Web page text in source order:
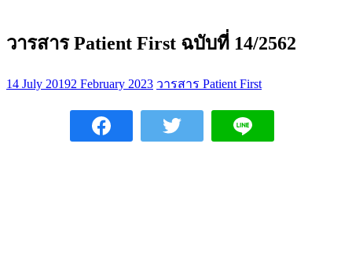
วารสาร Patient First ฉบับที่ 14/2562
14 July 20192 February 2023 วารสาร Patient First